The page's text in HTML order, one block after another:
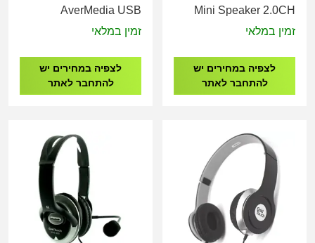
Mini Speaker 2.0CH
BKK
זמין במלאי
לצפיה במחירים יש
להתחבר לאתר
AverMedia USB
Cardioid Microphone
זמין במלאי
לצפיה במחירים יש
להתחבר לאתר